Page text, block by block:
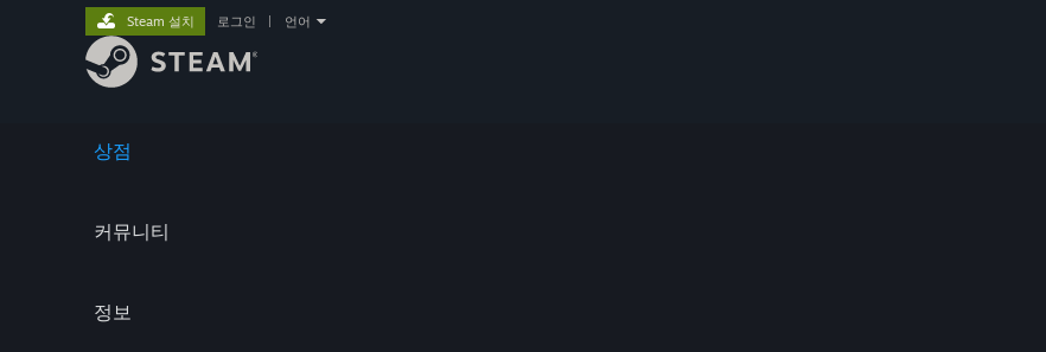
상점
커뮤니티
정보
Steam 설치 로그인 언어